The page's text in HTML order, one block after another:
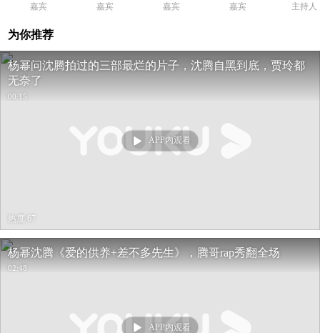
嘉宾 嘉宾 嘉宾 嘉宾 主持人
为你推荐
杨幂问沈腾拍过的三部最烂的片子，沈腾自黑到底，贾玲都
无奈了
00:15
APP内观看
热度 67
杨幂沈腾《爱的供养+差不多先生》，腾哥rap秀翻全场
02:48
APP内观看